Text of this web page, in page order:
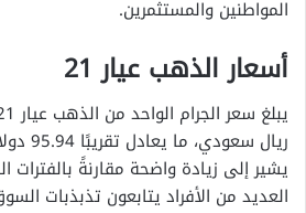
المواطنين والمستثمرين.
أسعار الذهب عيار 21
ريال
يشير إلى زيادة واضحة مقارنةً بالفترات
العديد من الأفراد يتابعون تذبذبات